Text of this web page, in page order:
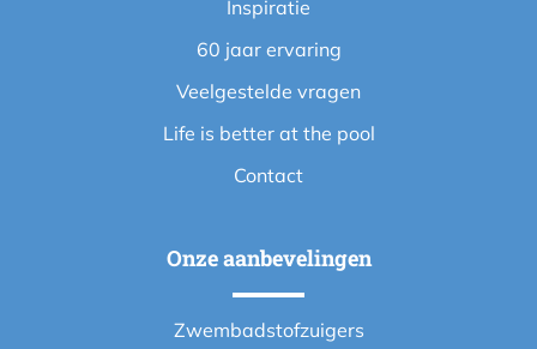
Inspiratie
60 jaar ervaring
Veelgestelde vragen
Life is better at the pool
Contact
Onze aanbevelingen
Zwembadstofzuigers